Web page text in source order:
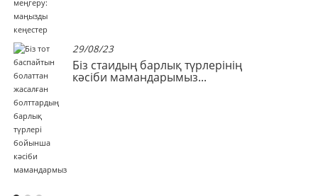
29/08/23
Біз стаидың барлық түрлерінің
кәсіби мамандарымыз...